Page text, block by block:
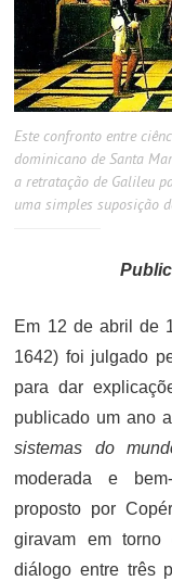
Este confronto entre
dominicano de Santa
a retratação de Galileu
uma simples suposição
Em 12 de abril de
1642) foi julgado
para dar
publicado um ano
sistemas do
moderada e
proposto por
giravam em
diálogo entre três